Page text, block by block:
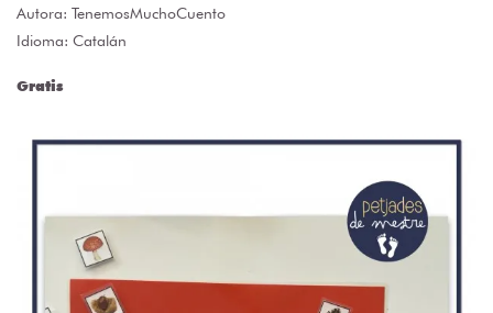
Autora: TenemosMuchoCuento
Idioma: Catalán
Gratis